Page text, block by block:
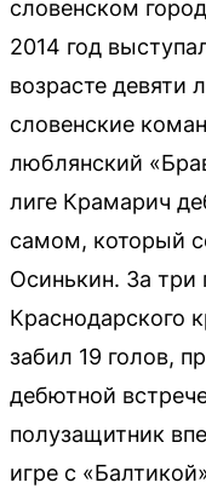
словенском
2014 год
возрасте девяти
словенские
люблянский
лиге Крамарич
самом, который
Осинькин. За три
Краснодарского
забил 19 голов,
дебютной
полузащитник
игре с